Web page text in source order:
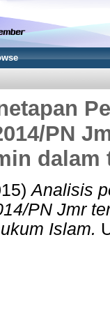
PN
Analisis
PN Jmr
Islam.